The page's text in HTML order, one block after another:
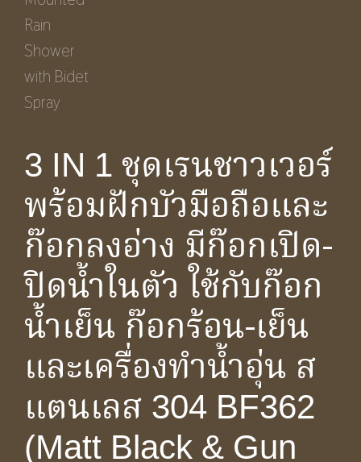
3 IN 1 ชุดเรนชาวเวอร์
พร้อมฝักบัวมือถือและ
ก๊อกลงอ่าง มีก๊อกเปิด-
ปิดน้ำในตัว ใช้กับก๊อก
น้ำเย็น ก๊อกร้อน-เย็น
และเครื่องทำน้ำอุ่น ส
แตนเลส 304 BF362
(Matt Black & Gun